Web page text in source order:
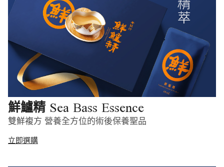
鮮鱸精 Sea Bass Essence
雙鮮複方 營養全方位的術後保養聖品
立即選購